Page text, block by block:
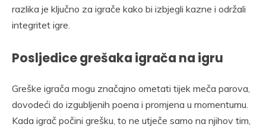
razlika je ključno za igrače kako bi izbjegli kazne i održali
integritet igre.
Posljedice grešaka igrača na igru
Greške igrača mogu značajno ometati tijek meča parova,
dovodeći do izgubljenih poena i promjena u momentumu.
Kada igrač počini grešku, to ne utječe samo na njihov tim,